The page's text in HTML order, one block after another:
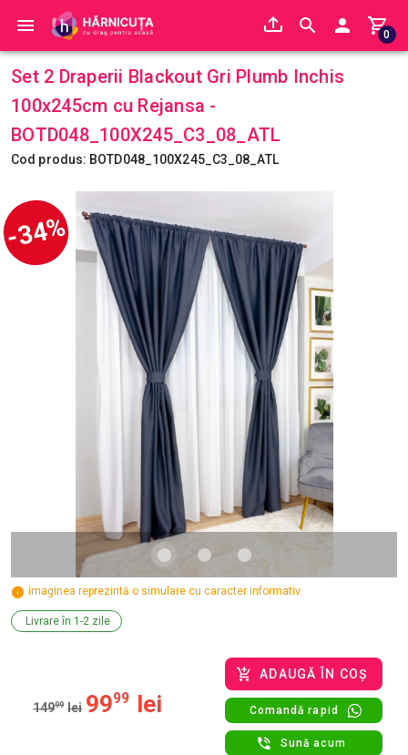
0
Set 2 Draperii Blackout Gri Plumb Inchis
100x245cm cu Rejansa -
BOTD048_100X245_C3_08_ATL
Cod produs: BOTD048_100X245_C3_08_ATL
-34%
imaginea reprezintă o simulare cu caracter informativ.
Livrare în 1-2 zile
14999 lei 9999 lei
ADAUGĂ ÎN COȘ
Comandă rapid
Sună acum